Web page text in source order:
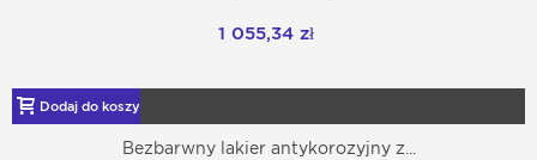
1 055,34 zł
Dodaj do koszyka
Bezbarwny lakier antykorozyjny z...